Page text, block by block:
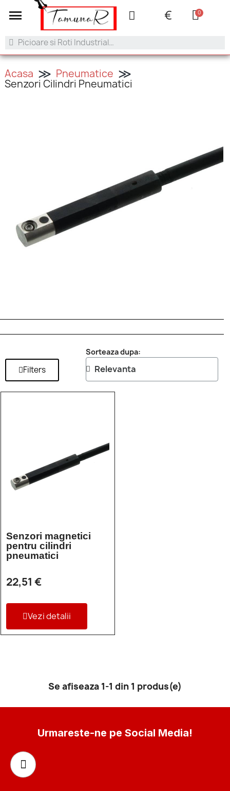
+40 753.042.505 contact@tamunar.ro
€
Acasa Pneumatice
Senzori Cilindri Pneumatici
Filters
Sorteaza dupa:
Senzori magnetici
pentru cilindri
pneumatici
22,51 €
Vezi detalii
Se afiseaza 1-1 din 1 produs(e)
Urmareste-ne pe Social Media!